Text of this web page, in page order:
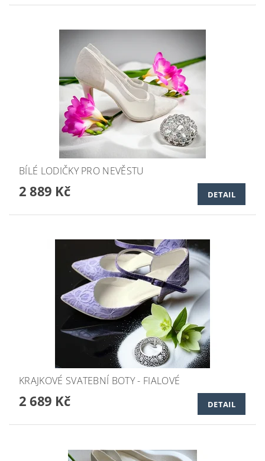
BÍLÉ LODIČKY PRO NEVĚSTU
2 889 Kč DETAIL
KRAJKOVÉ SVATEBNÍ BOTY - FIALOVÉ
2 689 Kč DETAIL